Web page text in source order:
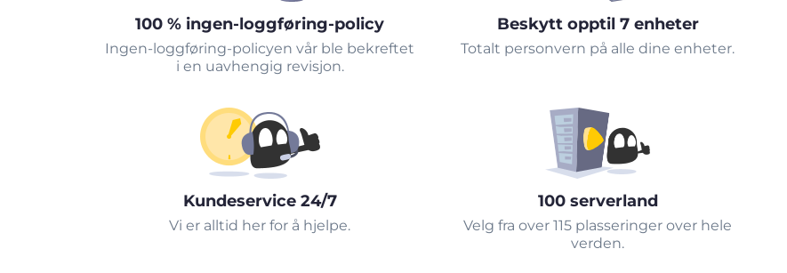
100 % ingen-loggføring-policy
Ingen-loggføring-policyen vår ble bekreftet
i en uavhengig revisjon.
Beskytt opptil 7 enheter
Totalt personvern på alle dine enheter.
Kundeservice 24/7
Vi er alltid her for å hjelpe.
100 serverland
Velg fra over 115 plasseringer over hele
verden.